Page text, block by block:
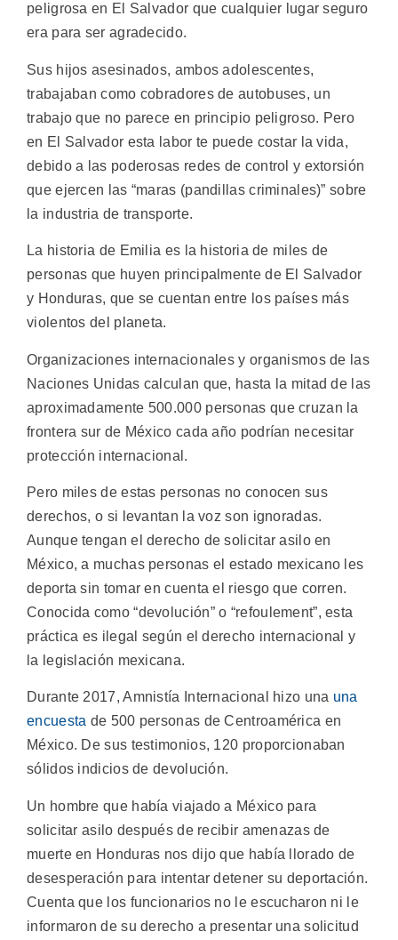
peligrosa en El Salvador que cualquier lugar seguro
era para ser agradecido.
Sus hijos asesinados, ambos adolescentes,
trabajaban como cobradores de autobuses, un
trabajo que no parece en principio peligroso. Pero
en El Salvador esta labor te puede costar la vida,
debido a las poderosas redes de control y extorsión
que ejercen las “maras (pandillas criminales)” sobre
la industria de transporte.
La historia de Emilia es la historia de miles de
personas que huyen principalmente de El Salvador
y Honduras, que se cuentan entre los países más
violentos del planeta.
Organizaciones internacionales y organismos de las
Naciones Unidas calculan que, hasta la mitad de las
aproximadamente 500.000 personas que cruzan la
frontera sur de México cada año podrían necesitar
protección internacional.
Pero miles de estas personas no conocen sus
derechos, o si levantan la voz son ignoradas.
Aunque tengan el derecho de solicitar asilo en
México, a muchas personas el estado mexicano les
deporta sin tomar en cuenta el riesgo que corren.
Conocida como “devolución” o “refoulement”, esta
práctica es ilegal según el derecho internacional y
la legislación mexicana.
Durante 2017, Amnistía Internacional hizo una una
encuesta de 500 personas de Centroamérica en
México. De sus testimonios, 120 proporcionaban
sólidos indicios de devolución.
Un hombre que había viajado a México para
solicitar asilo después de recibir amenazas de
muerte en Honduras nos dijo que había llorado de
desesperación para intentar detener su deportación.
Cuenta que los funcionarios no le escucharon ni le
informaron de su derecho a presentar una solicitud